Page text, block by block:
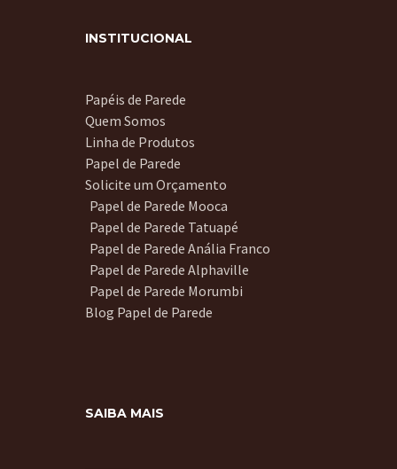
INSTITUCIONAL
Papéis de Parede
Quem Somos
Linha de Produtos
Papel de Parede
Solicite um Orçamento
Papel de Parede Mooca
Papel de Parede Tatuapé
Papel de Parede Anália Franco
Papel de Parede Alphaville
Papel de Parede Morumbi
Blog Papel de Parede
SAIBA MAIS